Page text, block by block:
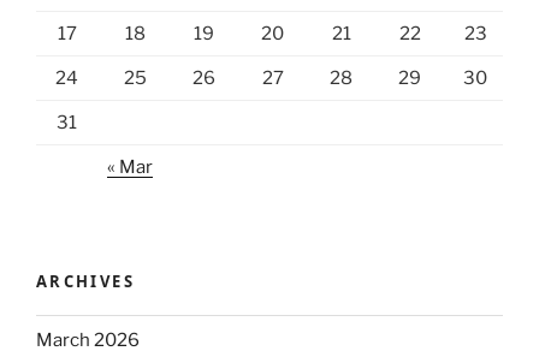
17 18 19 20 21 22 23
24 25 26 27 28 29 30
31
« Mar
ARCHIVES
March 2026